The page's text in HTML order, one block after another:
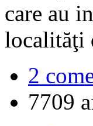
care au
localităţi
2
7709